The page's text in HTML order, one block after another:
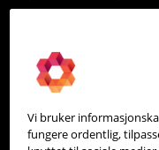
Om oss
Partneroversikt
Integrasjoner
Vi bruker
fungere ordentlig,